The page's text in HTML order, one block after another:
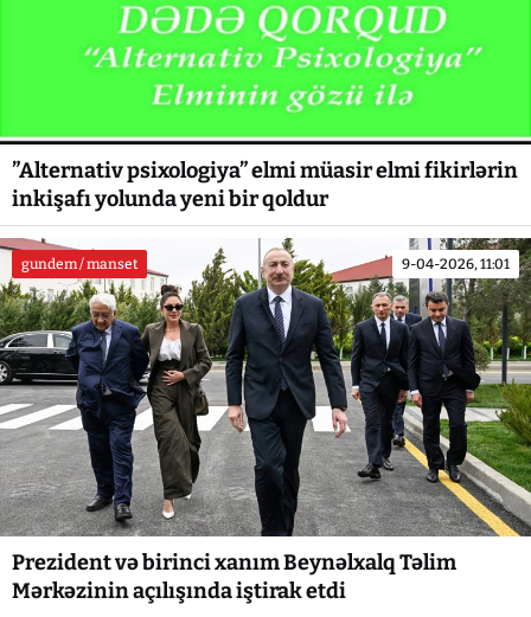
”Alternativ psixologiya” elmi müasir elmi fikirlərin
inkişafı yolunda yeni bir qoldur
gundem / manset 9-04-2026, 11:01
Prezident və birinci xanım Beynəlxalq Təlim
Mərkəzinin açılışında iştirak etdi